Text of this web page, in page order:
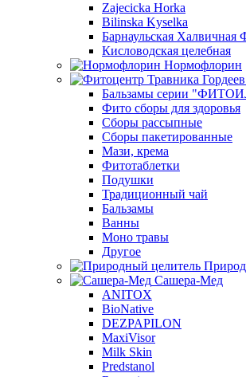
Zajecicka Horka
Bilinska Kyselka
Барнаульская Халвичная
Кисловодская целебная
Нормофлорин
Бальзамы серии
Фито сборы для здоровья
Сборы рассыпные
Сборы пакетированные
Мази, крема
Фитотаблетки
Подушки
Традиционный чай
Бальзамы
Ванны
Моно травы
Другое
Сашера-Мед
ANITOX
BioNative
DEZPAPILON
MaxiVisor
Milk Skin
Predstanol